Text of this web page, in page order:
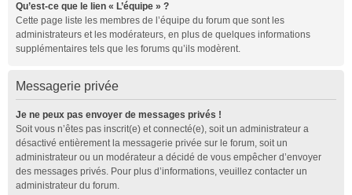
Qu’est-ce que le lien « L’équipe » ?
Cette page liste les membres de l’équipe du forum que sont les
administrateurs et les modérateurs, en plus de quelques informations
supplémentaires tels que les forums qu’ils modèrent.
Messagerie privée
Je ne peux pas envoyer de messages privés !
Soit vous n’êtes pas inscrit(e) et connecté(e), soit un administrateur a
désactivé entièrement la messagerie privée sur le forum, soit un
administrateur ou un modérateur a décidé de vous empêcher d’envoyer
des messages privés. Pour plus d’informations, veuillez contacter un
administrateur du forum.